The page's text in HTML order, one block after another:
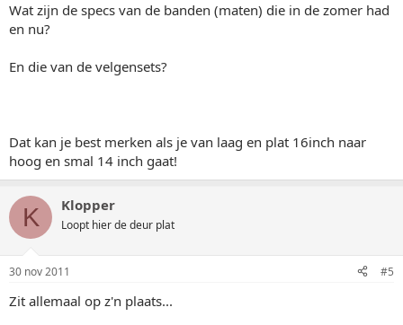
Wat zijn de specs van de banden (maten) die in de zomer had
en nu?
En die van de velgensets?
Dat kan je best merken als je van laag en plat 16inch naar
hoog en smal 14 inch gaat!
K Klopper
Loopt hier de deur plat
30 nov 2011 #5
Zit allemaal op z'n plaats...